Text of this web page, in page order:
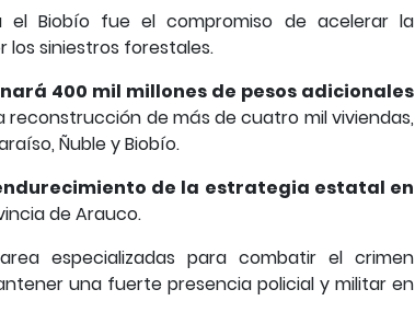
Biobío fue el compromiso de acelerar la
los siniestros forestales.
400 mil millones de pesos adicionales
reconstrucción de más de cuatro mil viviendas,
Ñuble y Biobío.
de la estrategia estatal en
de Arauco.
especializadas para combatir el crimen
una fuerte presencia policial y militar en